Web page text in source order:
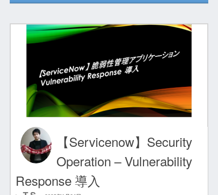
【Servicenow】Security
Operation – Vulnerability
Response 導入